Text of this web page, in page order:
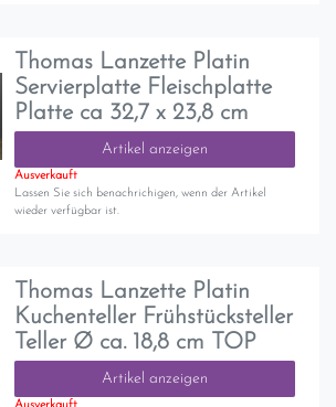
Thomas Lanzette Platin
Servierplatte Fleischplatte
Platte ca 32,7 x 23,8 cm
Artikel anzeigen
Ausverkauft
Lassen Sie sich benachrichigen, wenn der Artikel
wieder verfügbar ist.
Thomas Lanzette Platin
Kuchenteller Frühstücksteller
Teller Ø ca. 18,8 cm TOP
Artikel anzeigen